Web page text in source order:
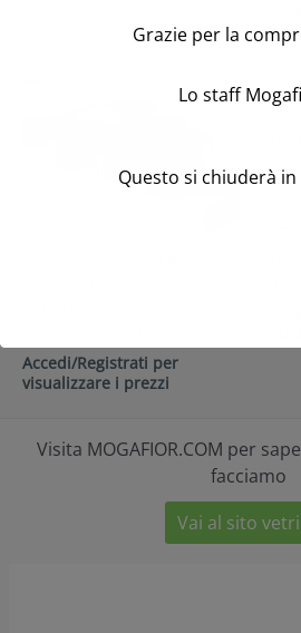
Accedi/Registrati per
visualizzare i prezzi
Visita MOGAFIOR.COM per
facciamo
Vai al sito
Grazie per la
Lo staff
Questo si chiuderà in